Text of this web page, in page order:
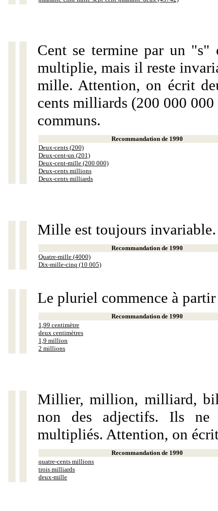
Cent se termine par un "s"
multiplie, mais il reste
mille. Attention, on écrit
cents milliards (200 000
communs.
Recommandation de 1990
Deux-cents (200)
Deux-cent-un (201)
Deux-cent-mille (200 000)
Deux-cents millions
Deux-cents milliards
Mille est toujours invariable.
Recommandation de 1990
Quatre-mille (4000)
Dix-mille-cinq (10 005)
Le pluriel commence à
Recommandation de 1990
1,99 centimètre
deux centimètres
1,9 million
2 millions
Millier, million, milliard,
non des adjectifs. Ils ne
multipliés. Attention, on
Recommandation de 1990
quatre-cents millions
trois milliards
deux-mille